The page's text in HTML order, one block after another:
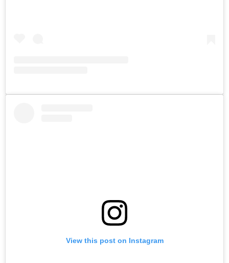
View this post on Instagram